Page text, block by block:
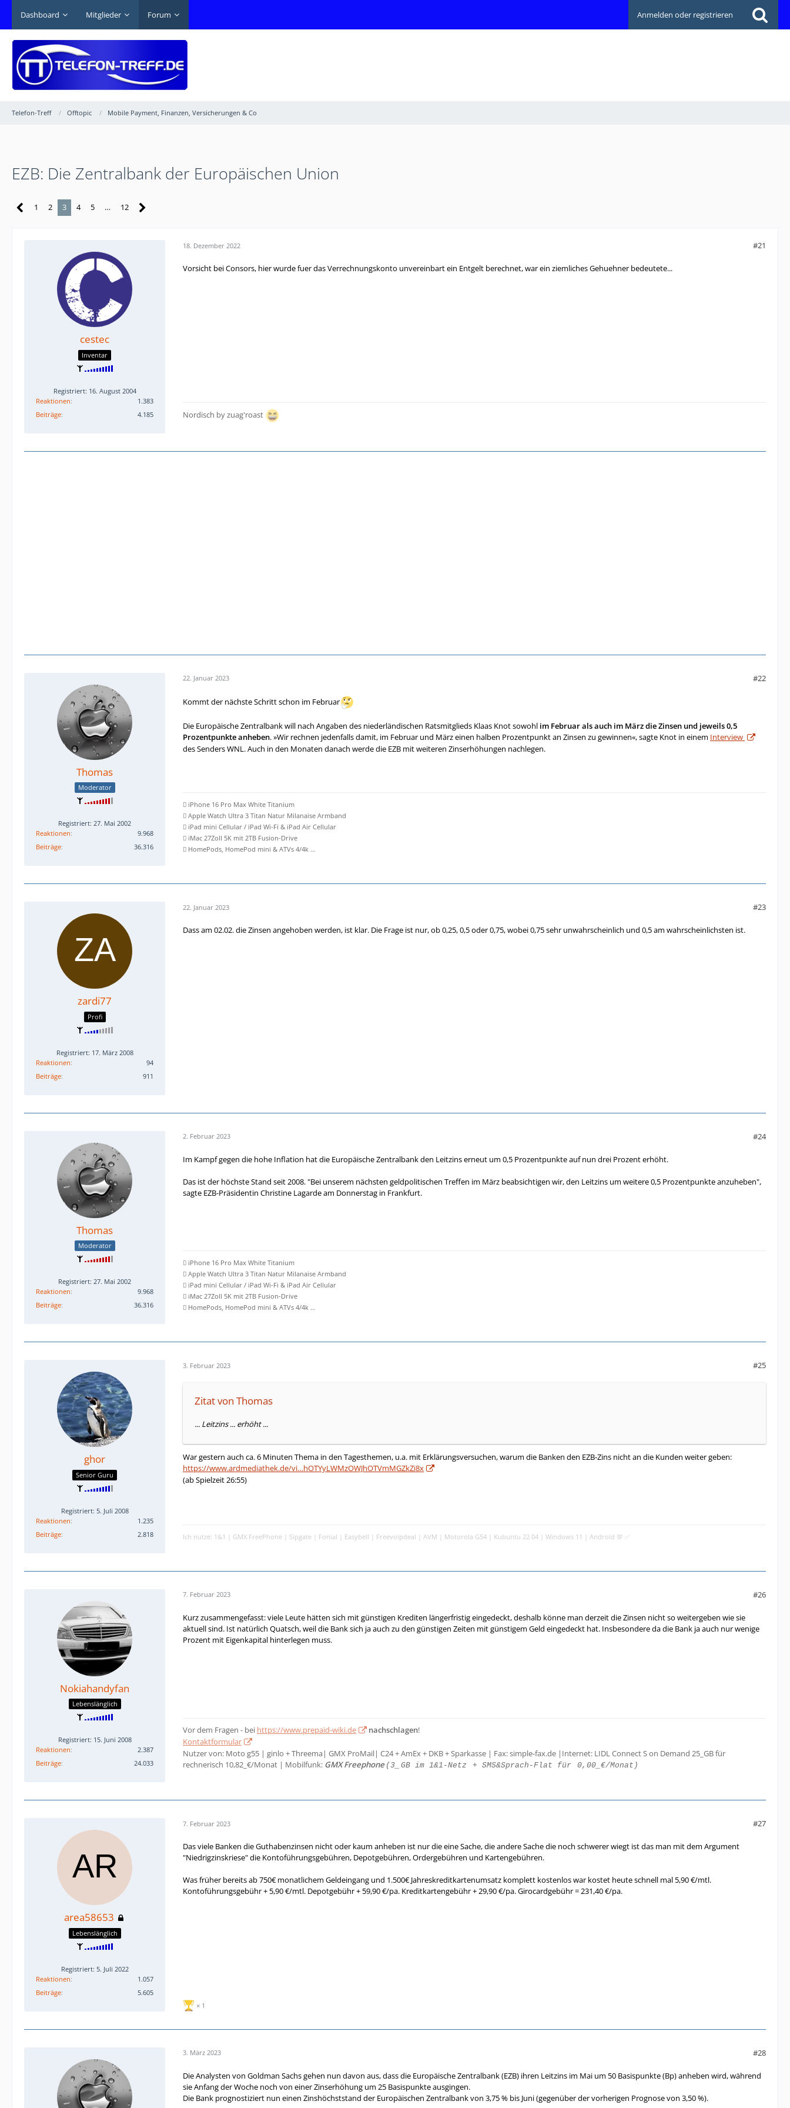
Dashboard Mitglieder Forum Anmelden oder registrieren
Telefon-Treff Offtopic Mobile Payment, Finanzen, Versicherungen & Co
EZB: Die Zentralbank der Europäischen Union
1 2 3 4 5 … 12
cestec
Inventar
Registriert: 16. August 2004
Reaktionen
1.383
Beiträge
4.185
18. Dezember 2022 #21
Vorsicht bei Consors, hier wurde fuer das Verrechnungskonto unvereinbart ein Entgelt berechnet, war ein ziemliches Gehuehner bedeutete...
Nordisch by zuag'roast
Thomas
Moderator
Registriert: 27. Mai 2002
Reaktionen
9.968
Beiträge
36.316
22. Januar 2023 #22
Kommt der nächste Schritt schon im Februar
Die Europäische Zentralbank will nach Angaben des niederländischen Ratsmitglieds Klaas Knot sowohl im Februar als auch im März die Zinsen und jeweils 0,5
Prozentpunkte anheben. »Wir rechnen jedenfalls damit, im Februar und März einen halben Prozentpunkt an Zinsen zu gewinnen«, sagte Knot in einem Interview
des Senders WNL. Auch in den Monaten danach werde die EZB mit weiteren Zinserhöhungen nachlegen.
 iPhone 16 Pro Max White Titanium
 Apple Watch Ultra 3 Titan Natur Milanaise Armband
 iPad mini Cellular / iPad Wi-Fi & iPad Air Cellular
 iMac 27Zoll 5K mit 2TB Fusion-Drive
 HomePods, HomePod mini & ATVs 4/4k …
zardi77
Profi
Registriert: 17. März 2008
Reaktionen
94
Beiträge
911
22. Januar 2023 #23
Dass am 02.02. die Zinsen angehoben werden, ist klar. Die Frage ist nur, ob 0,25, 0,5 oder 0,75, wobei 0,75 sehr unwahrscheinlich und 0,5 am wahrscheinlichsten ist.
Thomas
Moderator
Registriert: 27. Mai 2002
Reaktionen
9.968
Beiträge
36.316
2. Februar 2023 #24
Im Kampf gegen die hohe Inflation hat die Europäische Zentralbank den Leitzins erneut um 0,5 Prozentpunkte auf nun drei Prozent erhöht.
Das ist der höchste Stand seit 2008. "Bei unserem nächsten geldpolitischen Treffen im März beabsichtigen wir, den Leitzins um weitere 0,5 Prozentpunkte anzuheben",
sagte EZB-Präsidentin Christine Lagarde am Donnerstag in Frankfurt.
 iPhone 16 Pro Max White Titanium
 Apple Watch Ultra 3 Titan Natur Milanaise Armband
 iPad mini Cellular / iPad Wi-Fi & iPad Air Cellular
 iMac 27Zoll 5K mit 2TB Fusion-Drive
 HomePods, HomePod mini & ATVs 4/4k …
ghor
Senior Guru
Registriert: 5. Juli 2008
Reaktionen
1.235
Beiträge
2.818
3. Februar 2023 #25
Zitat von Thomas
... Leitzins ... erhöht ...
War gestern auch ca. 6 Minuten Thema in den Tagesthemen, u.a. mit Erklärungsversuchen, warum die Banken den EZB-Zins nicht an die Kunden weiter geben:
https://www.ardmediathek.de/vi…hOTYyLWMzOWJhOTVmMGZkZi8x
(ab Spielzeit 26:55)
Ich nutze: 1&1 | GMX FreePhone | Sipgate | Fonial | Easybell | Freevoipdeal | AVM | Motorola G54 | Kubuntu 22.04 | Windows 11 | Android 💯 ✅
Nokiahandyfan
Lebenslänglich
Registriert: 15. Juni 2008
Reaktionen
2.387
Beiträge
24.033
7. Februar 2023 #26
Kurz zusammengefasst: viele Leute hätten sich mit günstigen Krediten längerfristig eingedeckt, deshalb könne man derzeit die Zinsen nicht so weitergeben wie sie
aktuell sind. Ist natürlich Quatsch, weil die Bank sich ja auch zu den günstigen Zeiten mit günstigem Geld eingedeckt hat. Insbesondere da die Bank ja auch nur wenige
Prozent mit Eigenkapital hinterlegen muss.
Vor dem Fragen - bei https://www.prepaid-wiki.de nachschlagen!
Kontaktformular
Nutzer von: Moto g55 | ginlo + Threema| GMX ProMail| C24 + AmEx + DKB + Sparkasse | Fax: simple-fax.de |Internet: LIDL Connect S on Demand 25_GB für
rechnerisch 10,82_€/Monat | Mobilfunk: GMX Freephone (3_ GB im 1&1-Netz + SMS&Sprach-Flat für 0,00_€/Monat)
area58653
Lebenslänglich
Registriert: 5. Juli 2022
Reaktionen
1.057
Beiträge
5.605
7. Februar 2023 #27
Das viele Banken die Guthabenzinsen nicht oder kaum anheben ist nur die eine Sache, die andere Sache die noch schwerer wiegt ist das man mit dem Argument
"Niedrigzinskriese" die Kontoführungsgebühren, Depotgebühren, Ordergebühren und Kartengebühren.
Was früher bereits ab 750€ monatlichem Geldeingang und 1.500€ Jahreskreditkartenumsatz komplett kostenlos war kostet heute schnell mal 5,90 €/mtl.
Kontoführungsgebühr + 5,90 €/mtl. Depotgebühr + 59,90 €/pa. Kreditkartengebühr + 29,90 €/pa. Girocardgebühr = 231,40 €/pa.
1
3. März 2023 #28
Die Analysten von Goldman Sachs gehen nun davon aus, dass die Europäische Zentralbank (EZB) ihren Leitzins im Mai um 50 Basispunkte (Bp) anheben wird, während
sie Anfang der Woche noch von einer Zinserhöhung um 25 Basispunkte ausgingen.
Die Bank prognostiziert nun einen Zinshöchststand der Europäischen Zentralbank von 3,75 % bis Juni (gegenüber der vorherigen Prognose von 3,50 %).